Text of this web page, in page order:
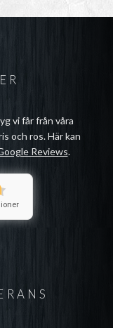
vi får från våra
och ros. Här kan
Reviews.